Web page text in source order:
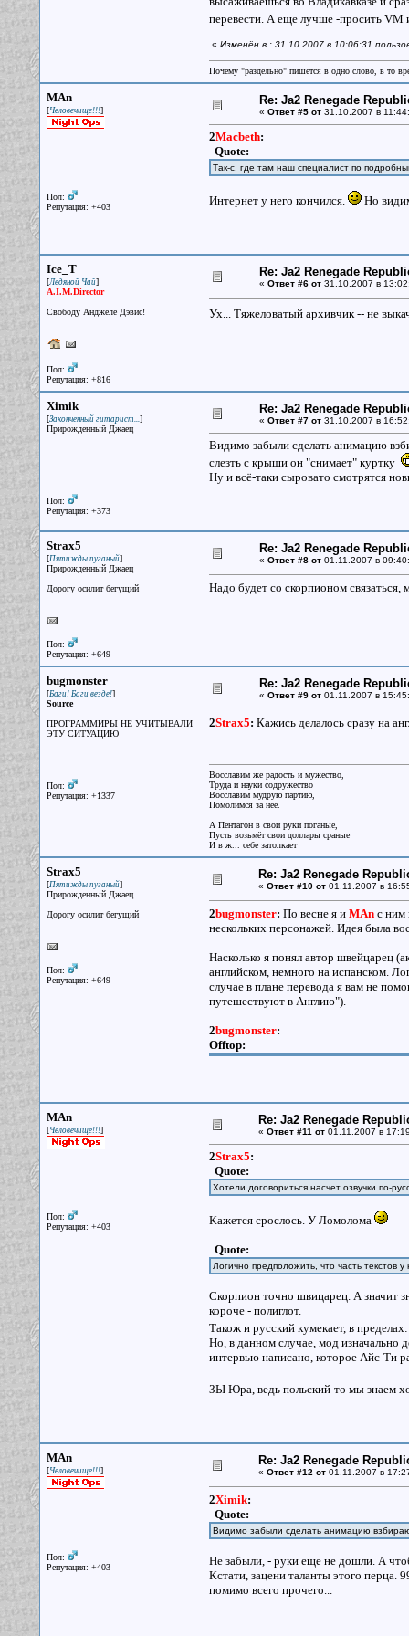
перевести. А еще лучше -просить VM
« Изменён в : 31.10.2007 в 10:06:31
Почему "раздельно" пишется в одно слово, в то
MAn
[Человечище!!!]
Пол:
Репутация: +403
Re: Ja2 Renegade
« Ответ #5 от31.10.2007 в
2Macbeth:
Quote:
Так-с, где там наш специалист по
Интернет у него кончился. Но
Ice_T
[Ледяной Чай]
A.I.M.Director
Свободу Анджеле Дэвис!
Пол:
Репутация: +816
Re: Ja2 Renegade
« Ответ #6 от31.10.2007 в
Ух... Тяжеловатый архивчик -- не
Ximik
[Законченный гитарист...]
Прирожденный Джаец
Пол:
Репутация: +373
Re: Ja2 Renegade
« Ответ #7 от31.10.2007 в
Видимо забыли сделать анимацию
слезть с крыши он "снимает" куртку
Ну и всё-таки сыровато смотрятся
Strax5
[Пятижды пуганый]
Прирожденный Джаец
Дорогу осилит бегущий
Пол:
Репутация: +649
Re: Ja2 Renegade
« Ответ #8 от01.11.2007 в
Надо будет со скорпионом связаться,
bugmonster
[Баги! Баги везде!]
Source
ПРОГРАММИРЫ НЕ УЧИТЫВАЛИ
ЭТУ СИТУАЦИЮ
Пол:
Репутация: +1337
Re: Ja2 Renegade
« Ответ #9 от01.11.2007 в
2Strax5: Кажись делалось сразу на
Восславим же радость и мужество,
Труда и науки содружество
Восславим мудрую партию,
Помолимся за неё.
А Пентагон в свои руки поганые,
Пусть возьмёт свои доллары сраные
И в ж... себе затолкает
Strax5
[Пятижды пуганый]
Прирожденный Джаец
Дорогу осилит бегущий
Пол:
Репутация: +649
Re: Ja2 Renegade
« Ответ #10 от01.11.2007 в
2bugmonster: По весне я и MAnс ним
нескольких персонажей. Идея была
Насколько я понял автор швейцарец
английском, немного на испанском.
случае в плане перевода я вам не
путешествуют в Англию").
2bugmonster:
Offtop:
MAn
[Человечище!!!]
Пол:
Репутация: +403
Re: Ja2 Renegade
« Ответ #11 от01.11.2007 в
2Strax5:
Quote:
Хотели договориться насчет озвучки по-
Кажется срослось. У Ломолома
Quote:
Логично предположить, что часть текстов
Скорпион точно швицарец. А значит
короче - полиглот.
Також и русский кумекает, в
Но, в данном случае, мод изначально
интервью написано, которое Айс-Ти
ЗЫ Юра, ведь польский-то мы знаем
MAn
[Человечище!!!]
Пол:
Репутация: +403
Re: Ja2 Renegade
« Ответ #12 от01.11.2007 в
2Ximik:
Quote:
Видимо забыли сделать анимацию
Не забыли, - руки еще не дошли. А
Кстати, зацени таланты этого
помимо всего прочего...